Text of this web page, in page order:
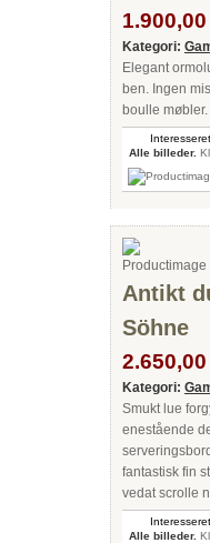
Kategori:
Elegant
ben. Ingen
boulle
Alle billeder.
Antikt
Söhne
Kategori:
Smukt lue
enestående
fantastisk fin
vedat scrolle
Alle billeder.